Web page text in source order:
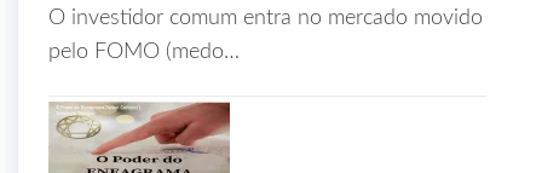
O investidor comum entra no mercado movido
pelo FOMO (medo…